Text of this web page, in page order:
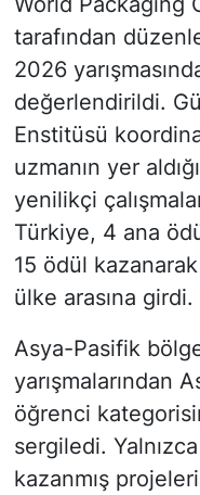
tarafından
2026
değerlendirildi.
Enstitüsü
uzmanın yer
yenilikçi
Türkiye, 4 ana
15 ödül
ülke arasına girdi.
Asya-Pasifik
yarışmalarından
öğrenci
sergiledi.
kazanmış